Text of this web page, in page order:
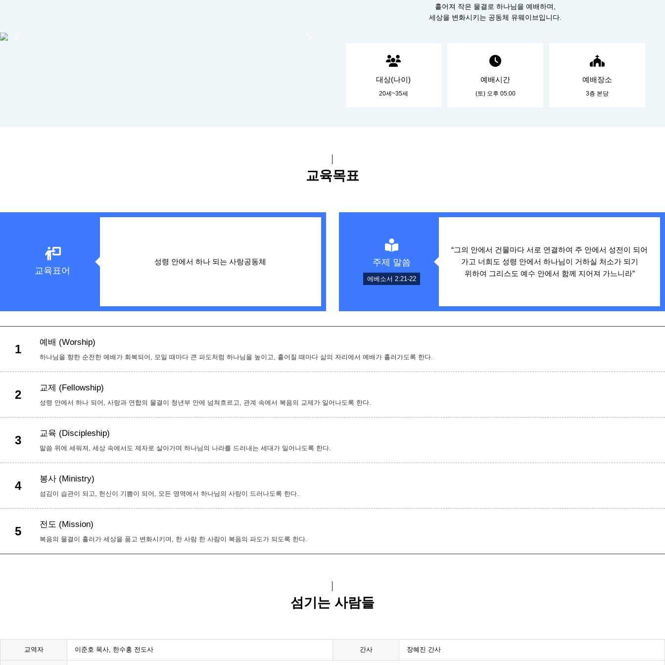
흩어져 작은 물결로 하나님을 예배하며,
세상을 변화시키는 공동체 유웨이브입니다.
대상(나이)
20세~35세
예배시간
(토) 오후 05:00
예배장소
3층 본당
교육목표
교육표어
성령 안에서 하나 되는 사랑공동체 주제 말씀
에베소서 2:21-22
“그의 안에서 건물마다 서로 연결하여 주 안에서 성전이 되어
가고 너희도 성령 안에서 하나님이 거하실 처소가 되기
위하여 그리스도 예수 안에서 함께 지어져 가느니라”
1
예배 (Worship)
하나님을 향한 순전한 예배가 회복되어, 모일 때마다 큰 파도처럼 하나님을 높이고, 흩어질 때마다 삶의 자리에서 예배가 흘러가도록 한다.
2
교제 (Fellowship)
성령 안에서 하나 되어, 사랑과 연합의 물결이 청년부 안에 넘쳐흐르고, 관계 속에서 복음의 교제가 일어나도록 한다.
3
교육 (Discipleship)
말씀 위에 세워져, 세상 속에서도 제자로 살아가며 하나님의 나라를 드러내는 세대가 일어나도록 한다.
4
봉사 (Ministry)
섬김이 습관이 되고, 헌신이 기쁨이 되어, 모든 영역에서 하나님의 사랑이 드러나도록 한다.
5
전도 (Mission)
복음의 물결이 흘러가 세상을 품고 변화시키며, 한 사람 한 사람이 복음의 파도가 되도록 한다.
섬기는 사람들
교역자 이준호 목사, 한수홍 전도사 간사 장혜진 간사